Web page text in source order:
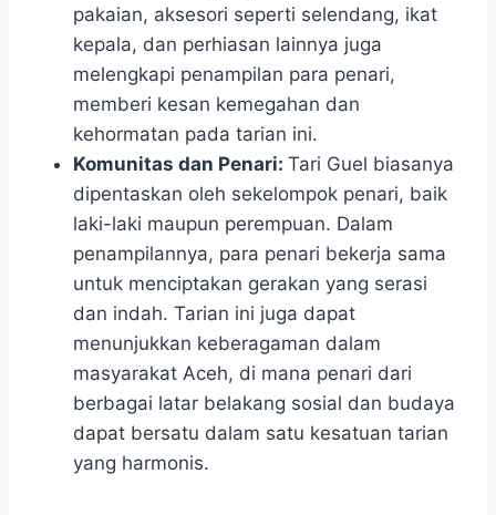
pakaian, aksesori seperti selendang, ikat
kepala, dan perhiasan lainnya juga
melengkapi penampilan para penari,
memberi kesan kemegahan dan
kehormatan pada tarian ini.
Komunitas dan Penari: Tari Guel biasanya
dipentaskan oleh sekelompok penari, baik
laki-laki maupun perempuan. Dalam
penampilannya, para penari bekerja sama
untuk menciptakan gerakan yang serasi
dan indah. Tarian ini juga dapat
menunjukkan keberagaman dalam
masyarakat Aceh, di mana penari dari
berbagai latar belakang sosial dan budaya
dapat bersatu dalam satu kesatuan tarian
yang harmonis.